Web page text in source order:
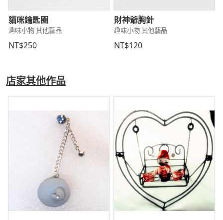
貓咪鑰匙圈
趣味小物 其他藝品
NT$250
財神爺胸針
趣味小物 其他藝品
NT$120
店家其他作品